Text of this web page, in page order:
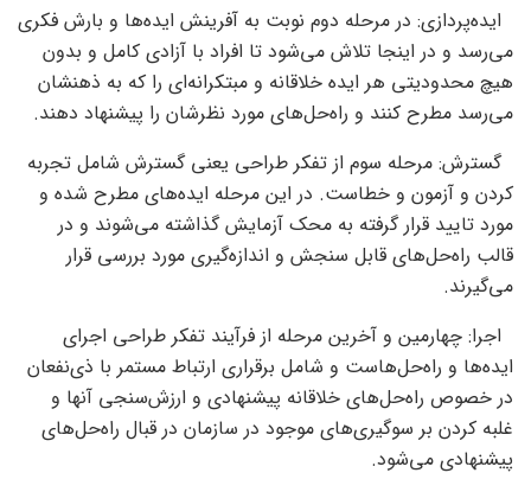
ایده‌‌‌پردازی: در مرحله دوم نوبت به آفرینش ایده‌‌‌ها و بارش فکری
می‌رسد و در اینجا تلاش می‌شود تا افراد با آزادی کامل و بدون
هیچ محدودیتی هر ایده خلاقانه و مبتکرانه‌‌‌ای را که به ذهنشان
می‌رسد مطرح کنند و راه‌‌‌حل‌‌‌های مورد نظرشان را پیشنهاد دهند.
گسترش: مرحله سوم از تفکر طراحی یعنی گسترش شامل تجربه‌‌‌
کردن و آزمون و خطاست. در این مرحله ایده‌‌‌های مطرح شده و
مورد تایید قرار گرفته به محک آزمایش گذاشته می‌‌‌شوند و در
قالب راه‌‌‌حل‌‌‌های قابل ‌‌‌سنجش و اندازه‌‌‌گیری مورد بررسی قرار
می‌‌‌گیرند.
اجرا: چهارمین و آخرین مرحله از فرآیند تفکر طراحی اجرای
ایده‌‌‌ها و راه‌‌‌حل‌‌‌هاست و شامل برقراری ارتباط مستمر با ذی‌نفعان
در خصوص راه‌‌‌حل‌‌‌های خلاقانه پیشنهادی و ارزش‌‌‌سنجی آنها و
غلبه ‌‌‌کردن بر سوگیری‌‌‌های موجود در سازمان در قبال راه‌‌‌حل‌‌‌های
پیشنهادی می‌شود.